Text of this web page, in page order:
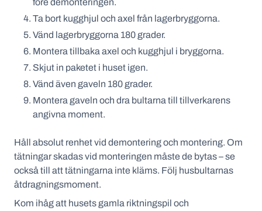
Ta bort kugghjul och axel från lagerbryggorna.
Vänd lagerbryggorna 180 grader.
Montera tillbaka axel och kugghjul i bryggorna.
Skjut in paketet i huset igen.
Vänd även gaveln 180 grader.
Montera gaveln och dra bultarna till tillverkarens
angivna moment.
Håll absolut renhet vid demontering och montering. Om
tätningar skadas vid monteringen måste de bytas – se
också till att tätningarna inte kläms. Följ husbultarnas
åtdragningsmoment.
Kom ihåg att husets gamla riktningspil och